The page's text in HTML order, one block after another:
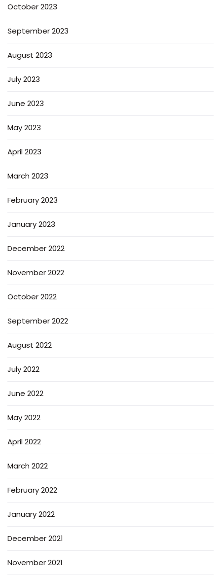
October 2023
September 2023
August 2023
July 2023
June 2023
May 2023
April 2023
March 2023
February 2023
January 2023
December 2022
November 2022
October 2022
September 2022
August 2022
July 2022
June 2022
May 2022
April 2022
March 2022
February 2022
January 2022
December 2021
November 2021